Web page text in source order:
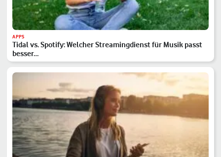
APPS
Tidal vs. Spotify: Welcher Streamingdienst für Musik passt
besser…